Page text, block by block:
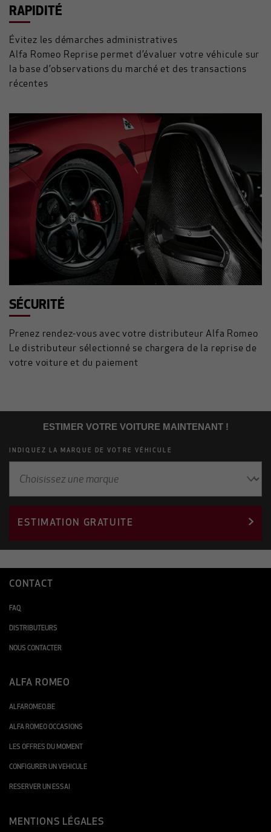
RAPIDITÉ
Évitez les démarches administratives
Alfa Romeo Reprise permet d’évaluer votre véhicule sur
la base d’observations du marché et des transactions
récentes
SÉCURITÉ
Prenez rendez-vous avec votre distributeur Alfa Romeo
Le distributeur sélectionné se chargera de la reprise de
votre voiture et du paiement
ESTIMER VOTRE VOITURE MAINTENANT !
INDIQUEZ LA MARQUE DE VOTRE VÉHICULE
ESTIMATION GRATUITE
CONTACT
FAQ
DISTRIBUTEURS
NOUS CONTACTER
ALFA ROMEO
ALFAROMEO.BE
ALFA ROMEO OCCASIONS
LES OFFRES DU MOMENT
CONFIGURER UN VEHICULE
RESERVER UN ESSAI
MENTIONS LÉGALES